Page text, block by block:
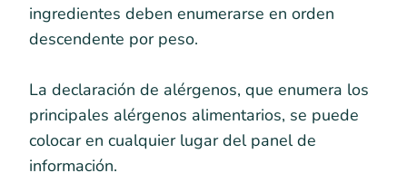
ingredientes deben enumerarse en orden
descendente por peso.
La declaración de alérgenos, que enumera los
principales alérgenos alimentarios, se puede
colocar en cualquier lugar del panel de
información.